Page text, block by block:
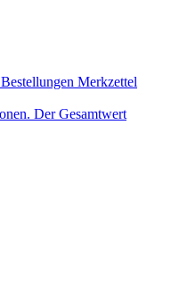
Bestellungen Merkzettel
Der Gesamtwert